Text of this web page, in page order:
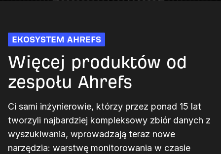
EKOSYSTEM AHREFS
Więcej produktów od
zespołu Ahrefs
Ci sami inżynierowie, którzy przez ponad 15 lat
tworzyli najbardziej kompleksowy zbiór danych z
wyszukiwania, wprowadzają teraz nowe
narzędzia: warstwę monitorowania w czasie